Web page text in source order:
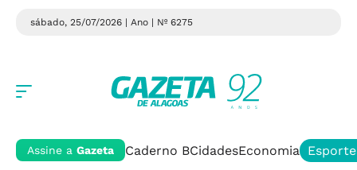
sábado, 25/07/2026 | Ano | Nº 6275
Assine a Gazeta Caderno BCidadesEconomia